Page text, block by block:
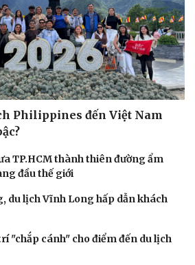
Cửa sổ tình yêu
Kể chuyện cho bé
Hạt giống tâm hồn
Philippines đến Việt Nam
TP.HCM thành thiên đường ẩm
đầu thế giới
du lịch Vĩnh Long hấp dẫn khách
"chắp cánh" cho điểm đến du lịch